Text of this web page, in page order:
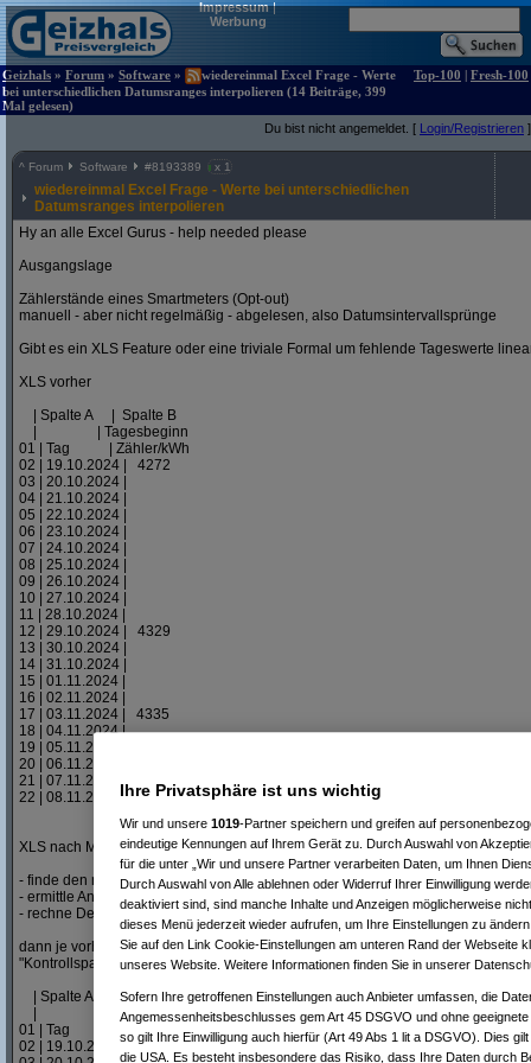
Impressum|
Werbung
Geizhals » Forum » Software »
wiedereinmal Excel Frage - Werte
bei unterschiedlichen Datumsranges interpolieren (14 Beiträge, 399
Mal gelesen)
Top-100 | Fresh-100
Du bist nicht angemeldet. [ Login/Registrieren ]
^ Forum Software #8193389 x 1
wiedereinmal Excel Frage - Werte bei unterschiedlichen
Datumsranges interpolieren
Hy an alle Excel Gurus - help needed please
Ausgangslage
Zählerstände eines Smartmeters (Opt-out)
manuell - aber nicht regelmäßig - abgelesen, also Datumsintervallsprünge
Gibt es ein XLS Feature oder eine triviale Formal um fehlende Tageswerte
XLS vorher
| Spalte A | Spalte B
| | Tagesbeginn
01 | Tag | Zähler/kWh
02 | 19.10.2024 | 4272
03 | 20.10.2024 |
04 | 21.10.2024 |
05 | 22.10.2024 |
06 | 23.10.2024 |
07 | 24.10.2024 |
08 | 25.10.2024 |
09 | 26.10.2024 |
10 | 27.10.2024 |
11 | 28.10.2024 |
12 | 29.10.2024 | 4329
13 | 30.10.2024 |
14 | 31.10.2024 |
15 | 01.11.2024 |
16 | 02.11.2024 |
17 | 03.11.2024 | 4335
18 | 04.11.2024 |
19 | 05.11.2024 |
20 | 06.11.2024 |
21 | 07.11.2024 |
22 | 08.11.2024 | 4358
XLS nach MANUELLER Logik in Hilfsspalten
- finde den nächsten Wert
- ermittle Anzahl Deltatage
- rechne Delta-kWh / Anz Delta Days = gemittleter Wert, der je Tag zum
dann je vorhandenem Tages-Beginn-Stand das Delta addieren und hoffen,
"Kontrollspalte" derselbe Wert rauskommt
| Spalte A | Spalte B | Spalte C | Spalte D
| | Tagesbeginn| | Tagesende
01 | Tag | Zähler/kWh | kWh/Tag | Kontrollspalte
02 | 19.10.2024 | 4272 | 5,7 | 4277,7
Ihre Privatsphäre ist uns wichtig
Wir und unsere 1019-Partner speichern und greifen auf
eindeutige Kennungen auf Ihrem Gerät zu. Durch Auswahl von
für die unter „Wir und unsere Partner verarbeiten Daten, um Ihnen
Durch Auswahl von Alle ablehnen oder Widerruf Ihrer Einwilligung
deaktiviert sind, sind manche Inhalte und Anzeigen möglicherweise
dieses Menü jederzeit wieder aufrufen, um Ihre Einstellungen zu
Sie auf den Link Cookie-Einstellungen am unteren Rand der Webseite
unseres Website. Weitere Informationen finden Sie in unserer
Sofern Ihre getroffenen Einstellungen auch Anbieter umfassen, die
Angemessenheitsbeschlusses gem Art 45 DSGVO und ohne
so gilt Ihre Einwilligung auch hierfür (Art 49 Abs 1 lit a DSGVO). Dies
die USA. Es besteht insbesondere das Risiko, dass Ihre Daten durch